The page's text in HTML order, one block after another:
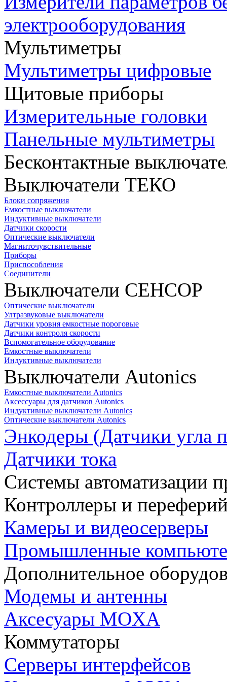
электрооборудования
Мультиметры
Мультиметры цифровые
Щитовые приборы
Измерительные головки
Панельные мультиметры
Бесконтактные
Выключатели ТЕКО
Блоки сопряжения
Емкостные выключатели
Индуктивные выключатели
Датчики скорости
Оптические выключатели
Магниточувствительные
Приборы
Приспособления
Соединители
Выключатели СЕНСОР
Оптические выключатели
Ултразвуковые выключатели
Датчики уровня емкостные пороговые
Датчики контроля скорости
Вспомогательное оборудование
Емкостные выключатели
Индуктивные выключатели
Выключатели Autonics
Емкостные выключатели Autonics
Аксессуары для датчиков Autonics
Индуктивные выключатели Autonics
Оптические выключатели Autonics
Энкодеры (Датчики угла
Датчики тока
Системы автоматизации
Контроллеры и
Камеры и видеосерверы
Промышленные
Дополнительное
Модемы и антенны
Аксесуары MOXA
Коммутаторы
Серверы интерфейсов